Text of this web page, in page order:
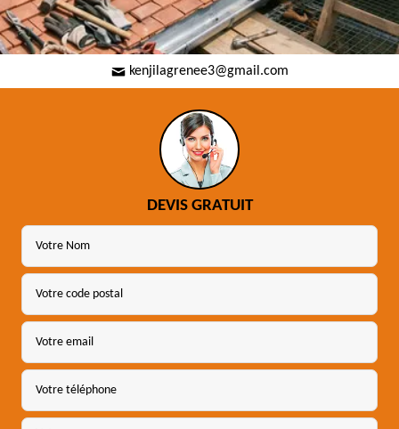
kenjilagrenee3@gmail.com
DEVIS GRATUIT